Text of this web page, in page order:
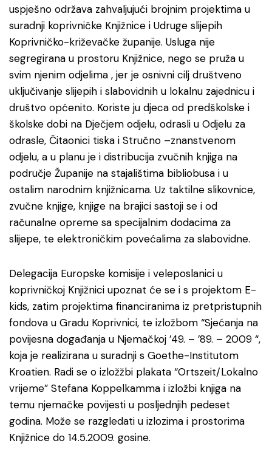
uspješno održava zahvaljujući brojnim projektima u
suradnji koprivničke Knjižnice i Udruge slijepih
Koprivničko-križevačke županije. Usluga nije
segregirana u prostoru Knjižnice, nego se pruža u
svim njenim odjelima , jer je osnivni cilj društveno
uključivanje slijepih i slabovidnih u lokalnu zajednicu i
društvo općenito. Koriste ju djeca od predškolske i
školske dobi na Dječjem odjelu, odrasli u Odjelu za
odrasle, Čitaonici tiska i Stručno –znanstvenom
odjelu, a u planu je i distribucija zvučnih knjiga na
područje Županije na stajalištima bibliobusa i u
ostalim narodnim knjižnicama. Uz taktilne slikovnice,
zvučne knjige, knjige na brajici sastoji se i od
računalne opreme sa specijalnim dodacima za
slijepe, te elektroničkim povećalima za slabovidne.
Delegacija Europske komisije i veleposlanici u
koprivničkoj Knjižnici upoznat će se i s projektom E-
kids, zatim projektima financiranima iz pretpristupnih
fondova u Gradu Koprivnici, te izložbom “Sjećanja na
povijesna događanja u Njemačkoj ’49. – ’89. – 2009 “,
koja je realizirana u suradnji s Goethe-Institutom
Kroatien. Radi se o izložžbi plakata “Ortszeit/Lokalno
vrijeme” Stefana Koppelkamma i izložbi knjiga na
temu njemačke povijesti u posljednjih pedeset
godina. Može se razgledati u izlozima i prostorima
Knjižnice do 14.5.2009. gosine.